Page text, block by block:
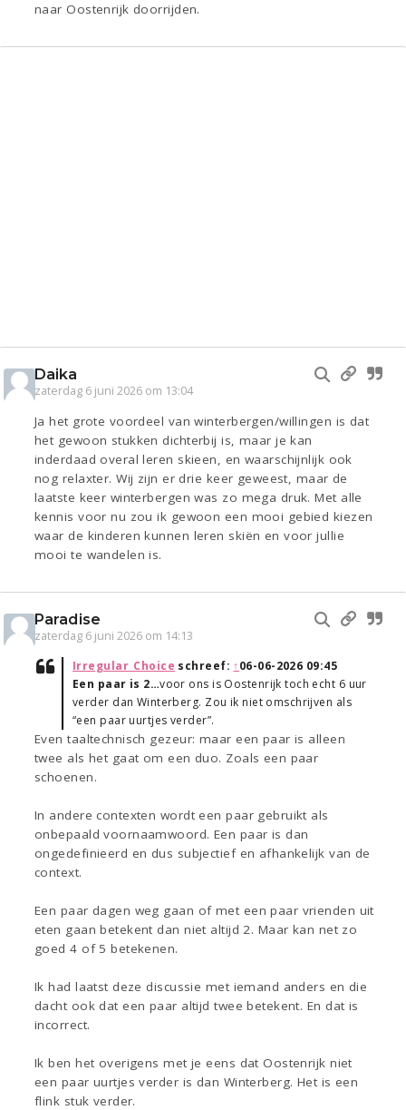
naar Oostenrijk doorrijden.
Daika
zaterdag 6 juni 2026 om 13:04
Ja het grote voordeel van winterbergen/willingen is dat
het gewoon stukken dichterbij is, maar je kan
inderdaad overal leren skieen, en waarschijnlijk ook
nog relaxter. Wij zijn er drie keer geweest, maar de
laatste keer winterbergen was zo mega druk. Met alle
kennis voor nu zou ik gewoon een mooi gebied kiezen
waar de kinderen kunnen leren skiën en voor jullie
mooi te wandelen is.
Paradise
zaterdag 6 juni 2026 om 14:13
Irregular_Choice schreef: ↑06-06-2026 09:45
Een paar is 2…voor ons is Oostenrijk toch echt 6 uur
verder dan Winterberg. Zou ik niet omschrijven als
“een paar uurtjes verder”.
Even taaltechnisch gezeur: maar een paar is alleen
twee als het gaat om een duo. Zoals een paar
schoenen.
In andere contexten wordt een paar gebruikt als
onbepaald voornaamwoord. Een paar is dan
ongedefinieerd en dus subjectief en afhankelijk van de
context.
Een paar dagen weg gaan of met een paar vrienden uit
eten gaan betekent dan niet altijd 2. Maar kan net zo
goed 4 of 5 betekenen.
Ik had laatst deze discussie met iemand anders en die
dacht ook dat een paar altijd twee betekent. En dat is
incorrect.
Ik ben het overigens met je eens dat Oostenrijk niet
een paar uurtjes verder is dan Winterberg. Het is een
flink stuk verder.